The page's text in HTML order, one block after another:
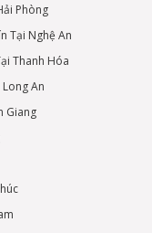
Phòng
Tại Nghệ An
Thanh Hóa
An
Giang